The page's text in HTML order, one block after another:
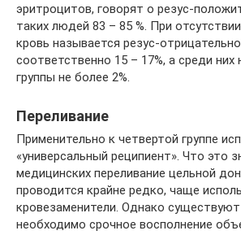
эритроцитов, говорят о резус-
таких людей 83 – 85 %. При
кровь называется резус-
соответственно 15 – 17%, а среди них
группы не более 2%.
Переливание
Применительно к четвертой группе
«универсальный реципиент». Что это
медицинских переливание цельной
проводится крайне редко, чаще
кровезаменители. Однако
необходимо срочное восполнение